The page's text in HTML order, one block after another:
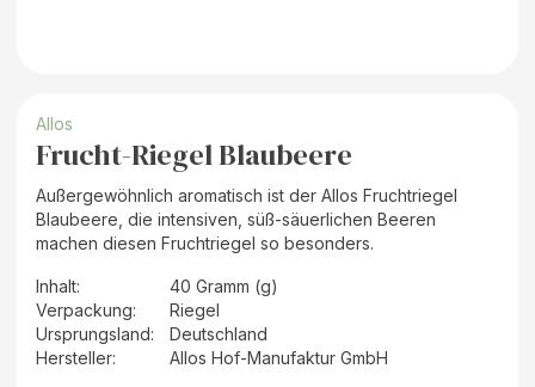
Allos
Frucht-Riegel Blaubeere
Außergewöhnlich aromatisch ist der Allos Fruchtriegel
Blaubeere, die intensiven, süß-säuerlichen Beeren
machen diesen Fruchtriegel so besonders.
Inhalt:
40 Gramm (g)
Verpackung:
Riegel
Ursprungsland:
Deutschland
Hersteller: Allos Hof-Manufaktur GmbH